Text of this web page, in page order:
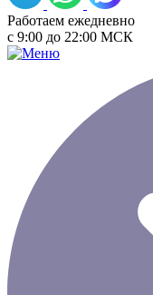
Работаем ежедневно
с 9:00 до 22:00 МСК